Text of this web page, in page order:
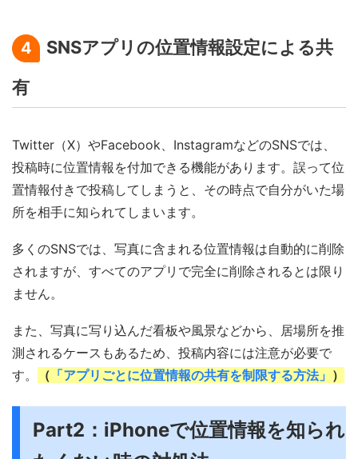
4
SNSアプリの位置情報設定による共
有
Twitter（X）やFacebook、InstagramなどのSNSでは、
投稿時に位置情報を付加できる機能があります。誤って位
置情報付きで投稿してしまうと、その時点で自分がいた場
所を相手に知られてしまいます。
多くのSNSでは、写真に含まれる位置情報は自動的に削除
されますが、すべてのアプリで完全に削除されるとは限り
ません。
また、写真に写り込んだ看板や風景などから、居場所を推
測されるケースもあるため、投稿内容には注意が必要で
す。
（ 「アプリごとに位置情報の共有を制限する方法」 ）
Part2：iPhoneで位置情報を知られ